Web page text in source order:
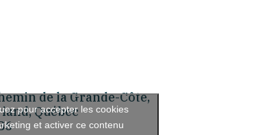
de la Grande-Côte,
Québec
pour accepter les cookies
et activer ce contenu